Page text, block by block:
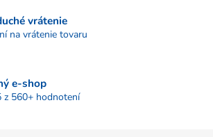
vrátenie
na vrátenie tovaru
e-shop
560+ hodnotení